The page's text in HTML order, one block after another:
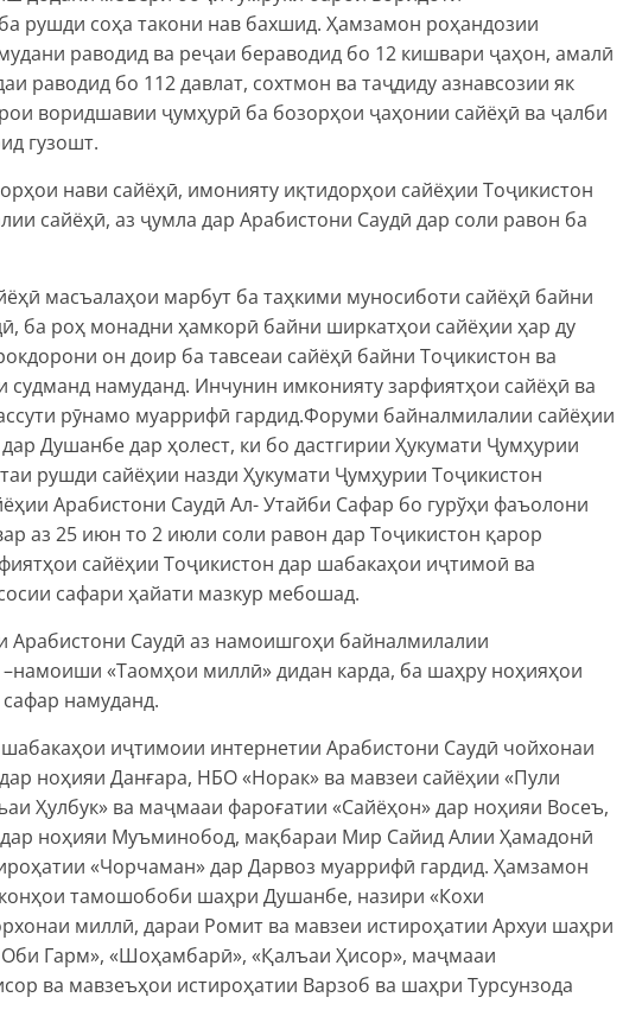
рушди соҳа такони нав бахшид. Ҳамзамон роҳандозии
раводид ва реҷаи бераводид бо 12 кишвари ҷаҳон, амалӣ
раводид бо 112 давлат, сохтмон ва таҷдиду азнавсозии як
воридшавии ҷумҳурӣ ба бозорҳои ҷаҳонии сайёҳӣ ва ҷалби
гузошт.
нави сайёҳӣ, имонияту иқтидорҳои сайёҳии Тоҷикистон
сайёҳӣ, аз ҷумла дар Арабистони Саудӣ дар соли равон ба
масъалаҳои марбут ба таҳкими муносиботи сайёҳӣ байни
ба роҳ монадни ҳамкорӣ байни ширкатҳои сайёҳии ҳар ду
он доир ба тавсеаи сайёҳӣ байни Тоҷикистон ва
намуданд. Инчунин имконияту зарфиятҳои сайёҳӣ ва
рӯнамо муаррифӣ гардид.Форуми байналмилалии сайёҳии
Душанбе дар ҳолест, ки бо дастгирии Ҳукумати Ҷумҳурии
рушди сайёҳии назди Ҳукумати Ҷумҳурии Тоҷикистон
Арабистони Саудӣ Ал- Утайби Сафар бо гурўҳи фаъолони
аз 25 июн то 2 июли соли равон дар Тоҷикистон қарор
сайёҳии Тоҷикистон дар шабакаҳои иҷтимоӣ ва
сафари ҳайати мазкур мебошад.
Арабистони Саудӣ аз намоишгоҳи байналмилалии
–намоиши «Таомҳои миллӣ» дидан карда, ба шаҳру ноҳияҳои
намуданд.
иҷтимоии интернетии Арабистони Саудӣ чойхонаи
ноҳияи Данғара, НБО «Норак» ва мавзеи сайёҳии «Пули
Ҳулбук» ва маҷмааи фароғатии «Сайёҳон» дар ноҳияи Восеъ,
дар ноҳияи Муъминобод, мақбараи Мир Сайид Алии Ҳамадонӣ
«Чорчаман» дар Дарвоз муаррифӣ гардид. Ҳамзамон
тамошобоби шаҳри Душанбе, назири «Кохи
миллӣ, дараи Ромит ва мавзеи истироҳатии Архуи шаҳри
Оби Гарм», «Шоҳамбарӣ», «Қалъаи Ҳисор», маҷмааи
ва мавзеъҳои истироҳатии Варзоб ва шаҳри Турсунзода